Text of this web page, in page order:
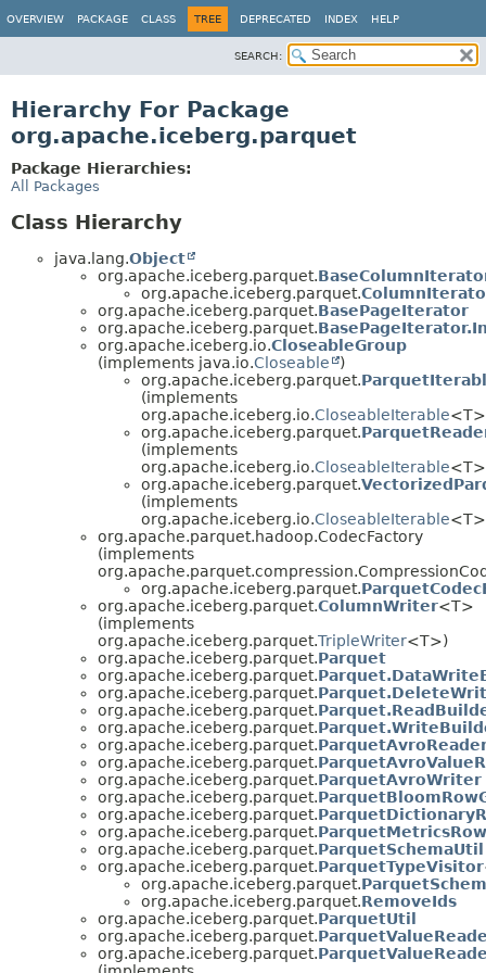
OVERVIEW PACKAGE CLASS TREE DEPRECATED INDEX HELP
SEARCH:
Hierarchy For Package
org.apache.iceberg.parquet
Package Hierarchies:
All Packages
Class Hierarchy
java.lang.Object
org.apache.iceberg.parquet.
org.apache.iceberg.parquet.
org.apache.iceberg.parquet.BasePageIterator
org.apache.iceberg.parquet.
org.apache.iceberg.io.CloseableGroup
(implements java.io.Closeable
)
org.apache.iceberg.parquet.
(implements
org.apache.iceberg.io.CloseableIterable
org.apache.iceberg.parquet.
(implements
org.apache.iceberg.io.CloseableIterable
org.apache.iceberg.parquet.
(implements
org.apache.iceberg.io.CloseableIterable
org.apache.parquet.hadoop.CodecFactory
(implements
org.apache.iceberg.parquet.
org.apache.iceberg.parquet.ColumnWriter<T>
(implements
org.apache.iceberg.parquet.TripleWriter<T>)
org.apache.iceberg.parquet.Parquet
org.apache.iceberg.parquet.
org.apache.iceberg.parquet.
org.apache.iceberg.parquet.
org.apache.iceberg.parquet.
org.apache.iceberg.parquet.
org.apache.iceberg.parquet.
org.apache.iceberg.parquet.ParquetAvroWriter
org.apache.iceberg.parquet.
org.apache.iceberg.parquet.
org.apache.iceberg.parquet.
org.apache.iceberg.parquet.ParquetSchemaUtil
org.apache.iceberg.parquet.ParquetTypeVisitor
org.apache.iceberg.parquet.
org.apache.iceberg.parquet.RemoveIds
org.apache.iceberg.parquet.ParquetUtil
org.apache.iceberg.parquet.
org.apache.iceberg.parquet.